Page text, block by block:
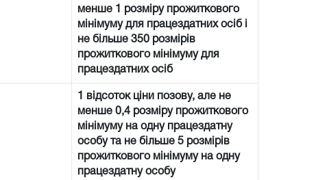
менше 1 розміру прожиткового
мінімуму для працездатних осіб і
не більше 350 розмірів
прожиткового мінімуму для
працездатних осіб
1 відсоток ціни позову, але не
менше 0,4 розміру прожиткового
мінімуму на одну працездатну
особу та не більше 5 розмірів
прожиткового мінімуму на одну
працездатну особу